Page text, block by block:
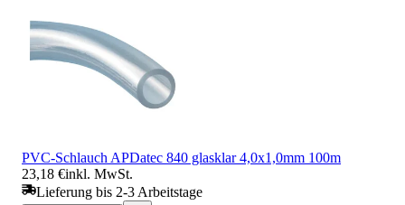
PVC-Schlauch APDatec 840 glasklar 4,0x1,0mm 100m
23,18 €inkl. MwSt.
Lieferung bis 2-3 Arbeitstage